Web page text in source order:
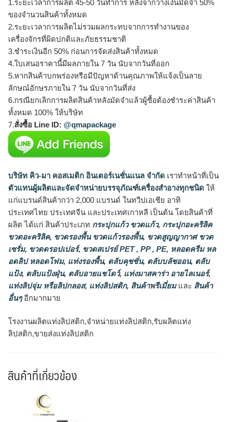
1.ระยะเวลาการผลิต 45-50 วันทำการ หลังจากวางเงินมัดจำ 50%
ของจำนวนสินค้าทั้งหมด
2.ระยะเวลาการผลิตไม่รวมผลกระทบจากการทำงานของ
เครื่องจักรที่ผิดปกติและภัยธรรมชาติ
3.ชำระเงินอีก 50% ก่อนการจัดส่งสินค้าทั้งหมด
4.ใบเสนอราคานี้มีผลภายใน 7 วัน นับจากวันที่ออก
5.หากสินค้าบกพร่องหรือมีปัญหาด้านคุณภาพให้แจ้งเป็นลาย
ลักษณ์อักษรภายใน 7 วัน นับจากวันที่ส่ง
6.กรณียกเลิกการผลิตสินค้าหลังมัดจำแล้วผู้ซื้อต้องชำระค่าสินค้า
ทั้งหมด 100% ให้บริษัท
7.สั่งซื้อ Line ID: @qmapackage
บริษัท คิว-มา คอสเมติก อินเตอร์เนชั่นแนล จำกัด เราทำหน้าที่เป็น
ตัวแทนผู้ผลิตและจัดจำหน่ายบรรจุภัณฑ์เครื่องสำอางทุกชนิด ให้
แก่แบรนด์สินค้ากว่า 2,000 แบรนด์ ในทวีปเอเชีย อาทิ
ประเทศไทย ประเทศจีน และประเทศเกาหลี เป็นต้น โดยสินค้าที่
ผลิต ได้แก่ สินค้าประเภท กระปุกแก้ว ขวดแก้ว, กระปุกอะคริลิค
ขวดอะคริลิค, ขวดรองพื้น ขวดแก้วรองพื้น, ขวดสูญญากาศ ขวด
เซรั่ม, ขวดดรอปเปอร์, ขวดสเปรย์ PET , PP , PE, หลอดครีม หล
อดลิป หลอดโฟม, แท่งรองพื้น, ตลับคุชชั่น, ตลับบลัชออน, ตลับ
แป้ง, ตลับแป้งฝุ่น, ตลับอายแชโดว์, แท่งมาสคาร่า อายไลเนอร์,
แท่งลิปจุ่ม หรือลิปกลอส, แท่งลิปสติก, สินค้าพรีเมี่ยมและ สินค้า
อื่นๆอีกมากมาย
โรงงานผลิตแท่งลิปสติก,จำหน่ายแท่งลิปสติก,รับผลิตแท่ง
ลิปสติก,ขายส่งแท่งลิปสติก
สินค้าที่เกี่ยวข้อง